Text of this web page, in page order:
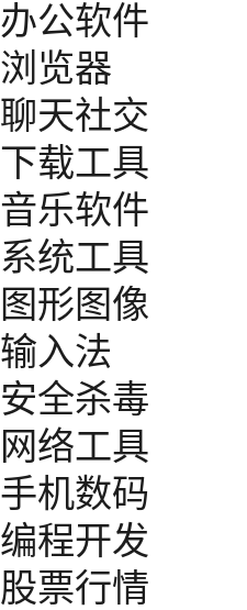
办公软件
浏览器
聊天社交
下载工具
音乐软件
系统工具
图形图像
输入法
安全杀毒
网络工具
手机数码
编程开发
股票行情